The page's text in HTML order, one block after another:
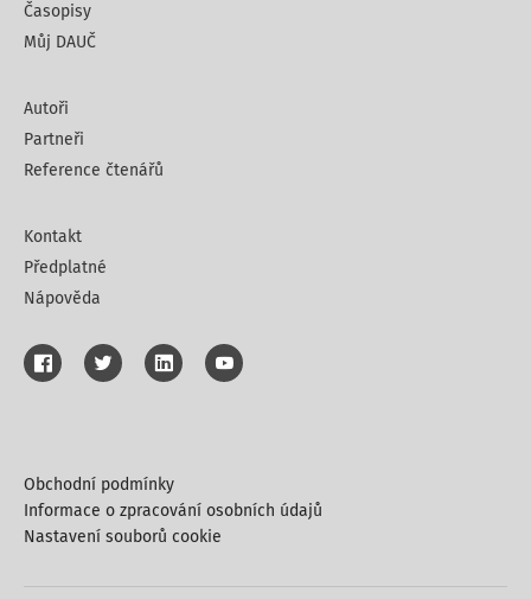
Časopisy
Můj DAUČ
Autoři
Partneři
Reference čtenářů
Kontakt
Předplatné
Nápověda
Obchodní podmínky
Informace o zpracování osobních údajů
Nastavení souborů cookie